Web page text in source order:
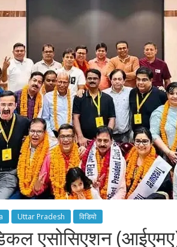
Uttar Pradesh विडियो
एसोसिएशन